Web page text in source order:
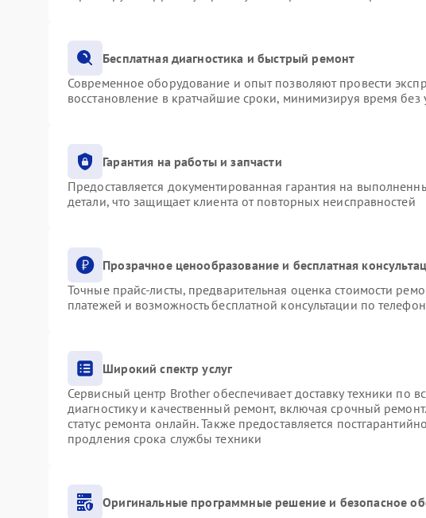
Бесплатная диагностика и быстрый ремонт
Современное оборудование и опыт позволяют провести
восстановление в кратчайшие сроки, минимизируя время без
Гарантия на работы и запчасти
Предоставляется документированная гарантия на
детали, что защищает клиента от повторных неисправностей
Прозрачное ценообразование и бесплатная
Точные прайс-листы, предварительная оценка стоимости
платежей и возможность бесплатной консультации по
Широкий спектр услуг
Сервисный центр Brother обеспечивает доставку техники по
диагностику и качественный ремонт, включая срочный
статус ремонта онлайн. Также предоставляется
продления срока службы техники
Оригинальные программные решение и безопасное